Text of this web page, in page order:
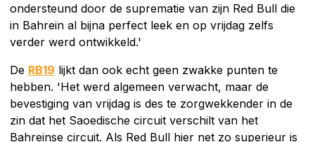
ondersteund door de suprematie van zijn Red Bull die
in Bahrein al bijna perfect leek en op vrijdag zelfs
verder werd ontwikkeld.'
De RB19 lijkt dan ook echt geen zwakke punten te
hebben. 'Het werd algemeen verwacht, maar de
bevestiging van vrijdag is des te zorgwekkender in de
zin dat het Saoedische circuit verschilt van het
Bahreinse circuit. Als Red Bull hier net zo superieur is